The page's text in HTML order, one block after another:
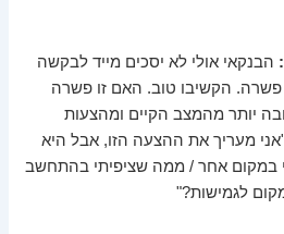
הבנקאי אולי לא יסכים מייד לבקשה
פשרה. הקשיבו טוב. האם זו פשרה
יותר מהמצב הקיים ומהצעות
מעריך את ההצעה הזו, אבל היא
במקום אחר / ממה שציפיתי בהתחשב
לגמישות?"